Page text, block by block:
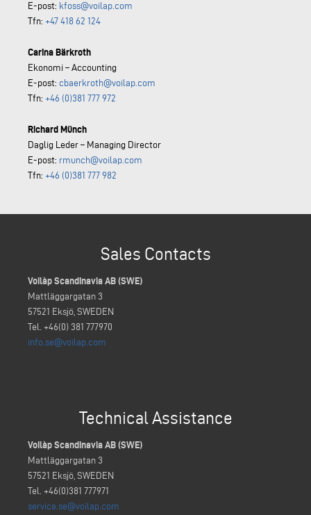
E-post: kfoss@voilap.com
Tfn: +47 418 62 124
Carina Bärkroth
Ekonomi – Accounting
E-post: cbaerkroth@voilap.com
Tfn: +46 (0)381 777 972
Richard Münch
Daglig Leder – Managing Director
E-post: rmunch@voilap.com
Tfn: +46 (0)381 777 982
Sales Contacts
Voilàp Scandinavia AB (SWE)
Mattläggargatan 3
57521 Eksjö, SWEDEN
Tel. +46(0) 381 777970
info.se@voilap.com
Technical Assistance
Voilàp Scandinavia AB (SWE)
Mattläggargatan 3
57521 Eksjö, SWEDEN
Tel. +46(0)381 777971
service.se@voilap.com